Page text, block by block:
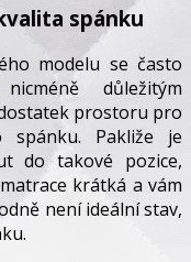
spánku
modelu se často
důležitým
prostoru pro
spánku. Pakliže je
do takové pozice,
krátká a vám
není ideální stav,